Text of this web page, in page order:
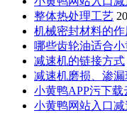
整体热处理工艺
机械密封材料的
哪些齿轮油适合
减速机的链接方式
减速机磨损、渗漏
小黄鸭APP污下
小黄鸭网站入口